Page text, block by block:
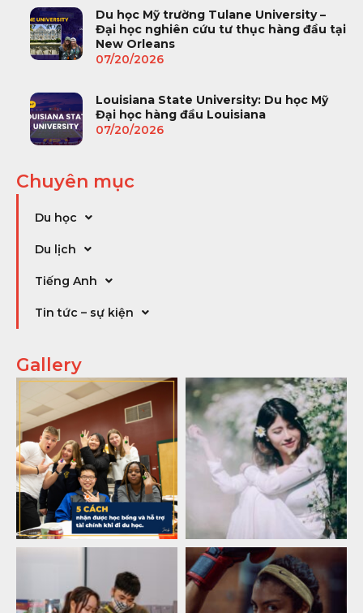
Du học Mỹ trường Tulane University –
Đại học nghiên cứu tư thục hàng đầu tại
New Orleans
07/20/2026
Louisiana State University: Du học Mỹ
Đại học hàng đầu Louisiana
07/20/2026
Chuyên mục
Du học
Du lịch
Tiếng Anh
Tin tức – sự kiện
Gallery